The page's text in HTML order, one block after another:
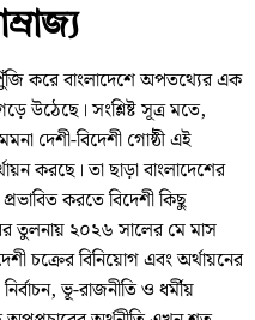
করে বাংলাদেশে অপতথ্যের এক
উঠেছে। সংশ্লিষ্ট সূত্র মতে,
দেশী-বিদেশী গোষ্ঠী এই
করছে। তা ছাড়া বাংলাদেশের
করতে বিদেশী কিছু
তুলনায় ২০২৬ সালের মে মাস
চক্রের বিনিয়োগ এবং অর্থায়নের
ভূ-রাজনীতি ও ধর্মীয়